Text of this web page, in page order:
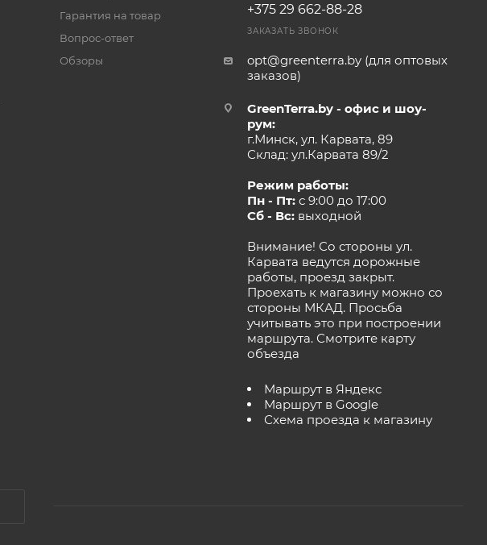
Гарантия на товар
Вопрос-ответ
Обзоры
+375 29 662-88-28
ЗАКАЗАТЬ ЗВОНОК
opt@greenterra.by (для оптовых
заказов)
GreenTerra.by - офис и шоу-
рум:
г.Минск, ул. Карвата, 89
Склад: ул.Карвата 89/2
Режим работы:
Пн - Пт:с 9:00 до 17:00
Сб - Вс:выходной
Внимание! Со стороны ул.
Карвата ведутся дорожные
работы, проезд закрыт.
Проехать к магазину можно со
стороны МКАД. Просьба
учитывать это при построении
маршрута. Смотрите карту
объезда
Маршрут в Яндекс
Маршрут в Google
Схема проезда к магазину